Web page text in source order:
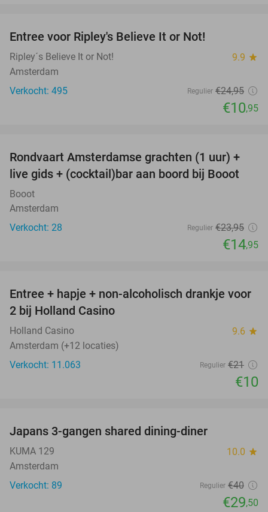
Entree voor Ripley's Believe It or Not!
Ripley´s Believe It or Not! 9.9 star
Amsterdam
Verkocht: 495
Regulier €24,95
€10,95
38%
Rondvaart Amsterdamse grachten (1 uur) +
live gids + (cocktail)bar aan boord bij Booot
Booot
Amsterdam
Verkocht: 28
Regulier €23,95
€14,95
52%
Entree + hapje + non-alcoholisch drankje voor
2 bij Holland Casino
Holland Casino 9.6 star
Amsterdam (+12 locaties)
Verkocht: 11.063
Regulier €21
€10
Japans 3-gangen shared dining-diner
KUMA 129 10.0 star
Amsterdam
Verkocht: 89
Regulier €40
€29,50